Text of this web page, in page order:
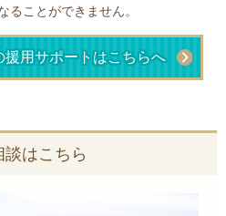
ることができません。
用サポートはこちらへ
談はこちら